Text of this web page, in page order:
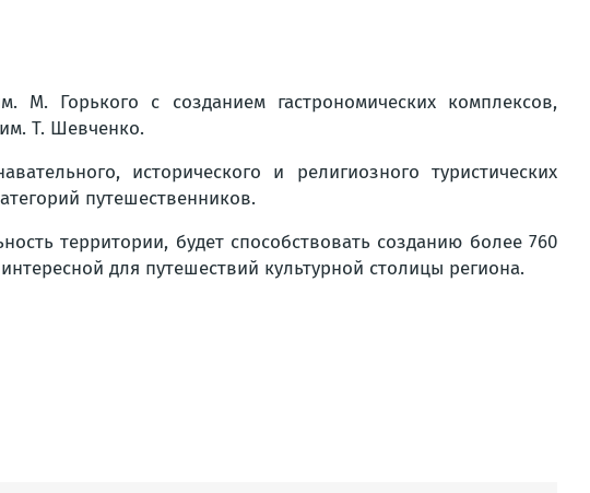
Горького с созданием гастрономических комплексов,
Т. Шевченко.
исторического и религиозного туристических
путешественников.
территории, будет способствовать созданию более 760
для путешествий культурной столицы региона.